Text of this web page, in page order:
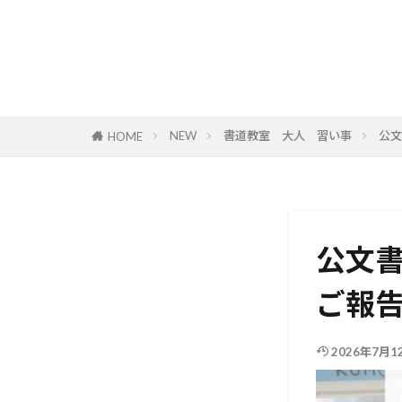
HOME NEW 書道教室 大人 習い事 公
公文
ご報
2026年7月